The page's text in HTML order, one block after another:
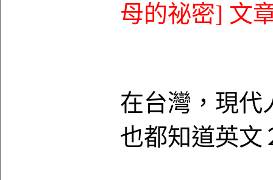
母的祕密] 文
在台灣，現代
也都知道英文